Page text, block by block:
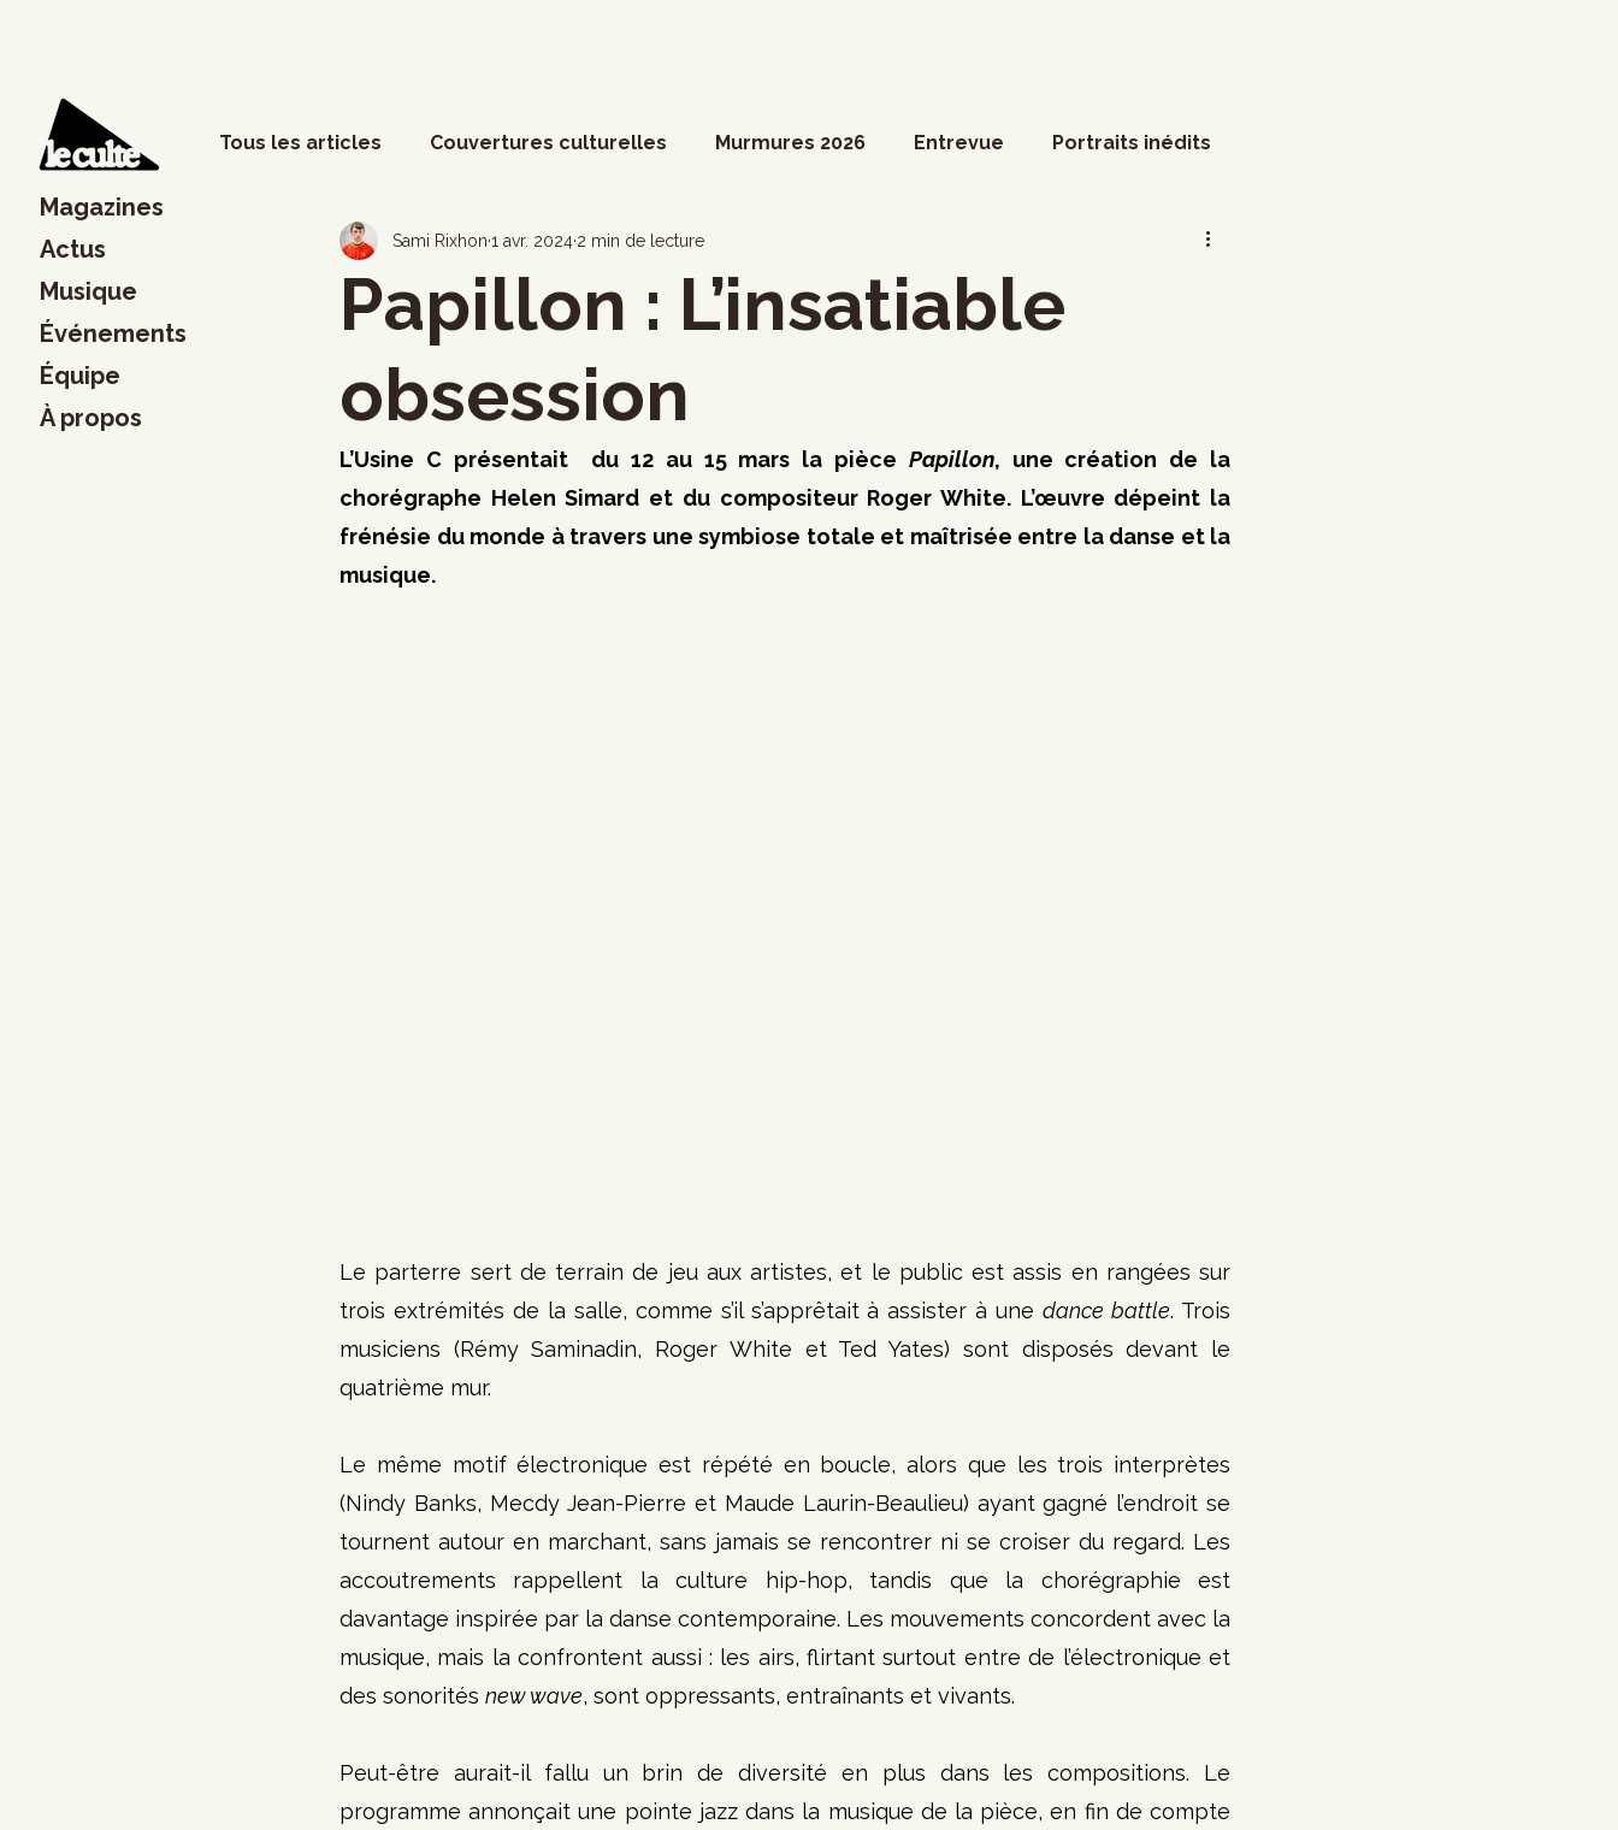
Magazines
Actus
Musique
Événements
Équipe
À propos
Tous les articles Couvertures culturelles Murmures 2026 Entrevue Portraits inédits
Phénomènes sociaux Dossier spécial Arts visuels
Musique Société Divers Coup de coeur francophone
Papillon : L’insatiable
obsession
Sami Rixhon 1 avr. 2024 2 min de lecture
L’Usine C présentait  du 12 au 15 mars la pièce Papillon, une création de la
chorégraphe Helen Simard et du compositeur Roger White. L’œuvre dépeint la
frénésie du monde à travers une symbiose totale et maîtrisée entre la danse et la
musique.
Le parterre sert de terrain de jeu aux artistes, et le public est assis en rangées sur
trois extrémités de la salle, comme s’il s’apprêtait à assister à une dance battle. Trois
musiciens (Rémy Saminadin, Roger White et Ted Yates) sont disposés devant le
quatrième mur.
Le même motif électronique est répété en boucle, alors que les trois interprètes
(Nindy Banks, Mecdy Jean-Pierre et Maude Laurin-Beaulieu) ayant gagné l’endroit se
tournent autour en marchant, sans jamais se rencontrer ni se croiser du regard. Les
accoutrements rappellent la culture hip-hop, tandis que la chorégraphie est
davantage inspirée par la danse contemporaine. Les mouvements concordent avec la
musique, mais la confrontent aussi : les airs, flirtant surtout entre de l’électronique et
des sonorités new wave, sont oppressants, entraînants et vivants.
Peut-être aurait-il fallu un brin de diversité en plus dans les compositions. Le
programme annonçait une pointe jazz dans la musique de la pièce, en fin de compte